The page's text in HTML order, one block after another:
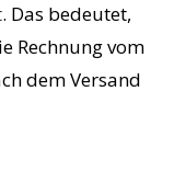
. Das bedeutet,
Rechnung vom
dem Versand